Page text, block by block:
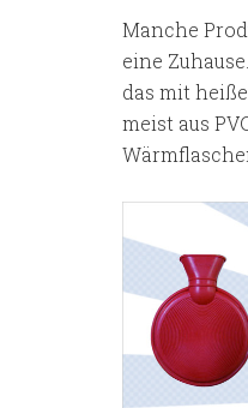
Manche
eine
das mit
meist aus